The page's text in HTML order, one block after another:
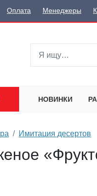
Оплата Менеджеры
НОВИНКИ
Имитация десертов